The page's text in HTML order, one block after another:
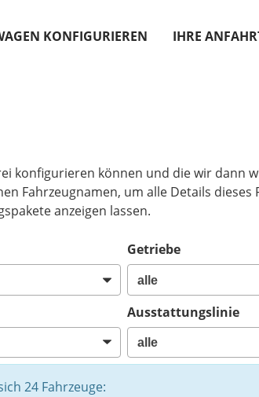
KONFIGURIEREN IHRE
konfigurieren können und die wir dann
Fahrzeugnamen, um alle Details dieses
anzeigen lassen.
Getriebe
Ausstattungslinie
24 Fahrzeuge: